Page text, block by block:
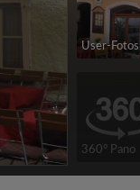
User-Fotos
360° Pano